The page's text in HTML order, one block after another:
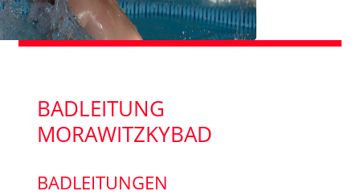
BADLEITUNG
MORAWITZKYBAD
BADLEITUNGEN